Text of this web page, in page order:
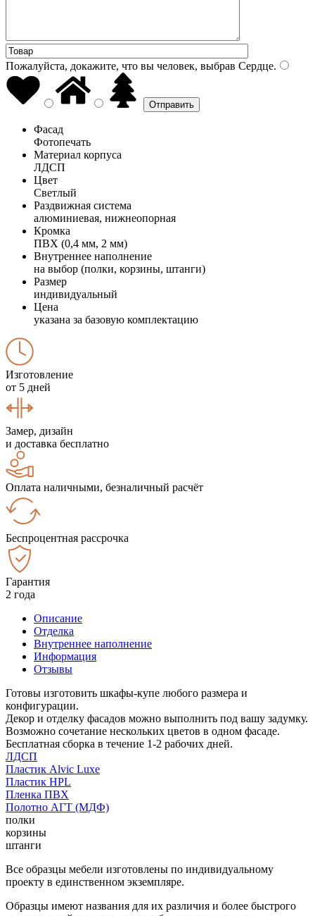
Пожалуйста, докажите, что вы человек, выбрав Сердце.
Фасад
Фотопечать
Материал корпуса
ЛДСП
Цвет
Светлый
Раздвижная система
алюминиевая, нижнеопорная
Кромка
ПВХ (0,4 мм, 2 мм)
Внутреннее наполнение
на выбор (полки, корзины, штанги)
Размер
индивидуальный
Цена
указана за базовую комплектацию
Изготовление
от 5 дней
Замер, дизайн
и доставка бесплатно
Оплата наличными, безналичный расчёт
Беспроцентная рассрочка
Гарантия
2 года
Описание
Отделка
Внутреннее наполнение
Информация
Отзывы
Готовы изготовить шкафы-купе любого размера и
конфигурации.
Декор и отделку фасадов можно выполнить под вашу задумку.
Возможно сочетание нескольких цветов в одном фасаде.
Бесплатная сборка в течение 1-2 рабочих дней.
ЛДСП
Пластик Alvic Luxe
Пластик HPL
Пленка ПВХ
Полотно АГТ (МДФ)
полки
корзины
штанги
Все образцы мебели изготовлены по индивидуальному
проекту в единственном экземпляре.
Образцы имеют названия для их различия и более быстрого